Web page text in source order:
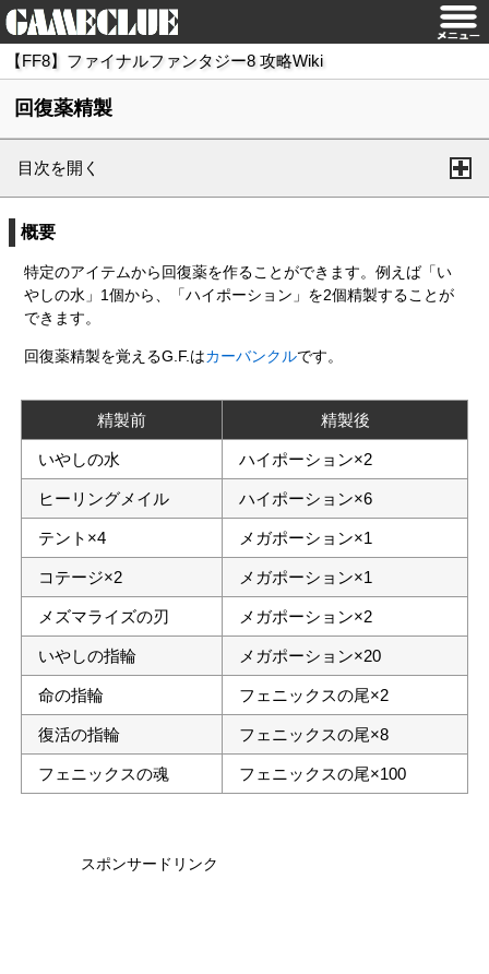
【FF8】ファイナルファンタジー8 攻略Wiki
回復薬精製
目次を開く
概要
特定のアイテムから回復薬を作ることができます。例えば「い
やしの水」1個から、「ハイポーション」を2個精製することが
できます。
回復薬精製を覚えるG.F.はカーバンクルです。
精製前 精製後
いやしの水 ハイポーション×2
ヒーリングメイル ハイポーション×6
テント×4 メガポーション×1
コテージ×2 メガポーション×1
メズマライズの刃 メガポーション×2
いやしの指輪 メガポーション×20
命の指輪 フェニックスの尾×2
復活の指輪 フェニックスの尾×8
フェニックスの魂 フェニックスの尾×100
スポンサードリンク